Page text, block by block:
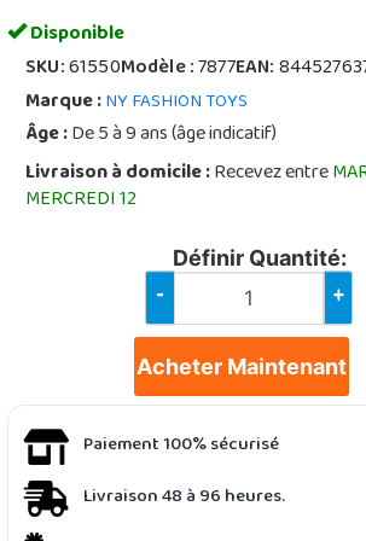
Disponible
SKU:61550Modèle :7877EAN:
Marque :NY FASHION TOYS
Âge :De 5 à 9 ans (âge indicatif)
Livraison à domicile :Recevez entre
MERCREDI 12
Définir Quantité:
- +
Acheter Maintenant
Paiement 100% sécurisé
Livraison 48 à 96 heures.